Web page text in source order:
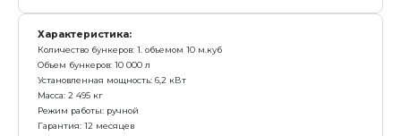
Подходит для дозации любых сыпучих инертных
Точная дозировка, погрешность ±2,0 %
Высокая производительность до 80 куб.м. в час
Модульность бункеров
заказать